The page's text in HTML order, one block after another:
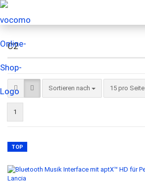
C2
Sortieren nach
Sortieren nach 15 pro Seite
pro Seite
1
TOP